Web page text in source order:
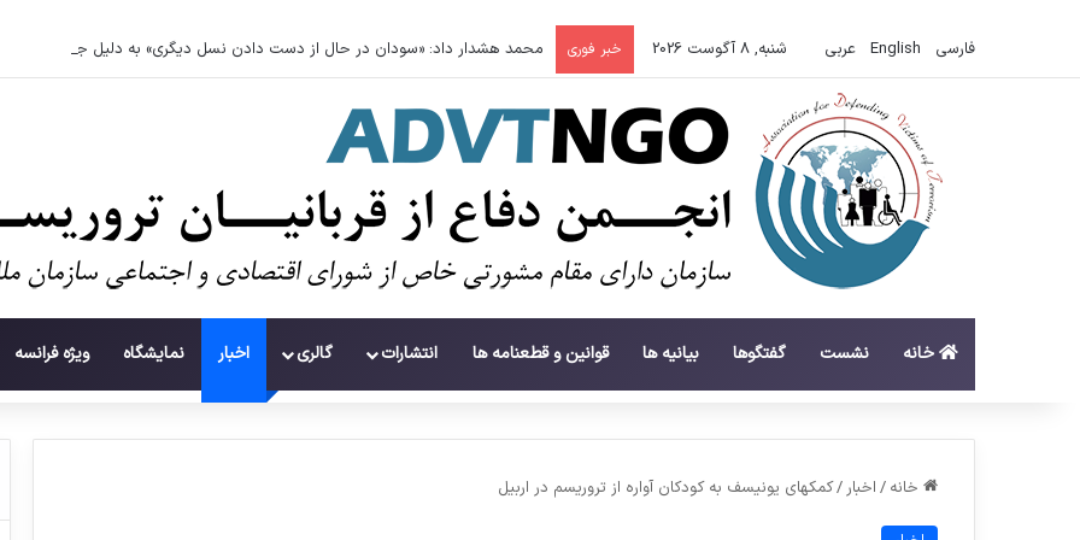
فارسی English عربي شنبه, 8 آگوست 2026 خبر فوری محمد هشدار داد: «سودان در حال از دست دادن نسل دیگری» به دلیل جنگ است
خانه نشست گفتگوها بیانیه ها قوانین و قطعنامه ها انتشارات گالری اخبار نمایشگاه ویژه فرانسه
خانه / اخبار/کمکهای یونیسف به کودکان آواره از تروریسم در اربیل